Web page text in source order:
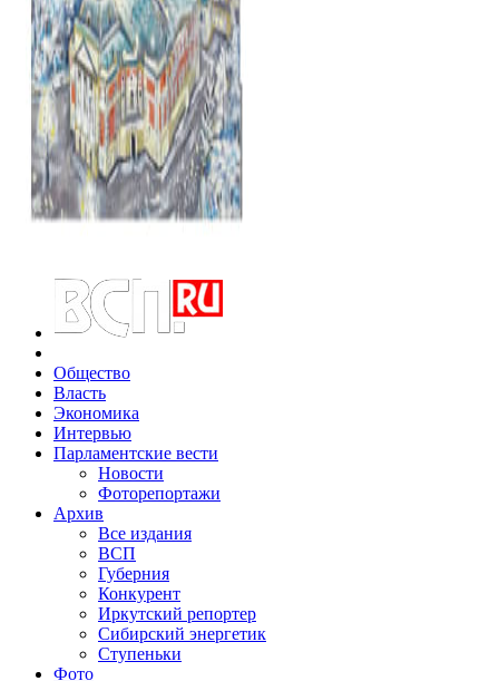
Общество
Власть
Экономика
Интервью
Парламентские вести
Новости
Фоторепортажи
Архив
Все издания
ВСП
Губерния
Конкурент
Иркутский репортер
Сибирский энергетик
Ступеньки
Фото